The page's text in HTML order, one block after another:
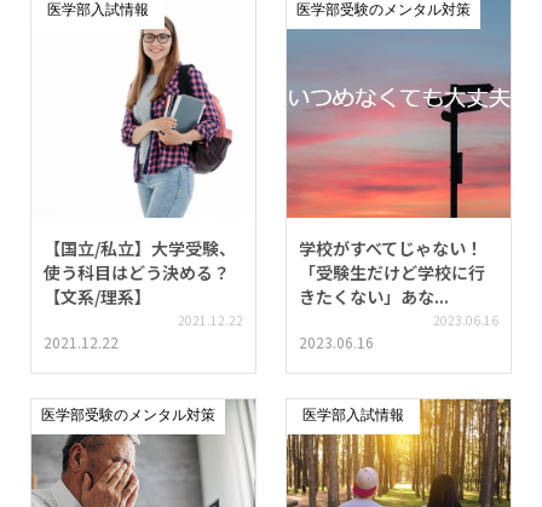
医学部入試情報
【国立/私立】大学受験、
使う科目はどう決める？
【文系/理系】
2021.12.22
2021.12.22
医学部受験のメンタル対策
学校がすべてじゃない！
「受験生だけど学校に行
きたくない」あな...
2023.06.16
2023.06.16
医学部受験のメンタル対策 医学部入試情報